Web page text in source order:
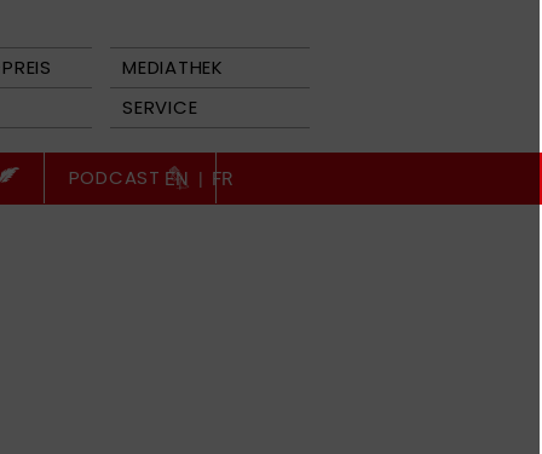
MEDIATHEK
SERVICE
PODCAST EN | FR